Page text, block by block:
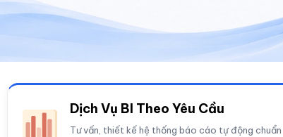
Dịch Vụ BI Theo Yêu Cầu
Tư vấn, thiết kế hệ thống báo cáo tự động chuẩn